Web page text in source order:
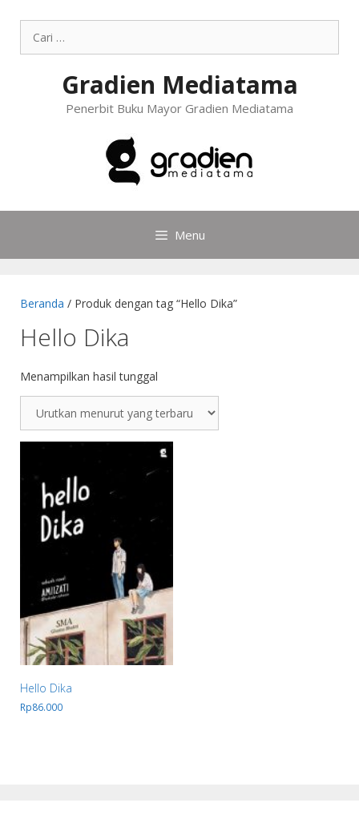
Gradien Mediatama
Penerbit Buku Mayor Gradien Mediatama
Menu
Beranda / Produk dengan tag “Hello Dika”
Hello Dika
Menampilkan hasil tunggal
Hello Dika
Rp86.000